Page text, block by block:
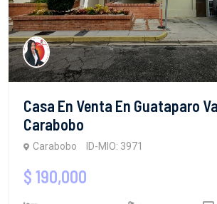
Casa En Venta En Guataparo
Carabobo
Carabobo ID-MIO: 3971
$ 190,000